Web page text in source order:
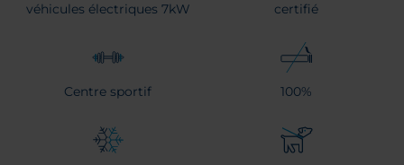
véhicules électriques 7kW
certifié
Centre sportif 100%